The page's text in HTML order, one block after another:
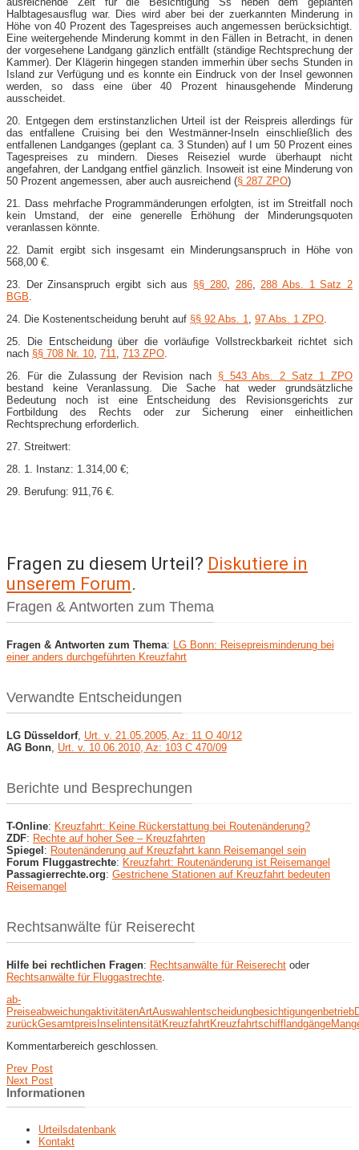
Halbtagesausflug war. Dies wird aber bei der zuerkannten Minderung in
Höhe von 40 Prozent des Tagespreises auch angemessen berücksichtigt.
Eine weitergehende Minderung kommt in den Fällen in Betracht, in denen
der vorgesehene Landgang gänzlich entfällt (ständige Rechtsprechung der
Kammer). Der Klägerin hingegen standen immerhin über sechs Stunden in
Island zur Verfügung und es konnte ein Eindruck von der Insel gewonnen
werden, so dass eine über 40 Prozent hinausgehende Minderung
ausscheidet.
20. Entgegen dem erstinstanzlichen Urteil ist der Reispreis allerdings für
das entfallene Cruising bei den Westmänner-Inseln einschließlich des
entfallenen Landganges (geplant ca. 3 Stunden) auf I um 50 Prozent eines
Tagespreises zu mindern. Dieses Reiseziel wurde überhaupt nicht
angefahren, der Landgang entfiel gänzlich. Insoweit ist eine Minderung von
50 Prozent angemessen, aber auch ausreichend (§ 287 ZPO)
21. Dass mehrfache Programmänderungen erfolgten, ist im Streitfall noch
kein Umstand, der eine generelle Erhöhung der Minderungsquoten
veranlassen könnte.
22. Damit ergibt sich insgesamt ein Minderungsanspruch in Höhe von
568,00 €.
23. Der Zinsanspruch ergibt sich aus §§ 280, 286, 288 Abs. 1 Satz 2
BGB
24. Die Kostenentscheidung beruht auf §§ 92 Abs. 1 97 Abs. 1 ZPO
25. Die Entscheidung über die vorläufige Vollstreckbarkeit richtet sich
nach §§ 708 Nr. 10 711 713 ZPO
26. Für die Zulassung der Revision nach § 543 Abs. 2 Satz 1 ZPO
bestand keine Veranlassung. Die Sache hat weder grundsätzliche
Bedeutung noch ist eine Entscheidung des Revisionsgerichts zur
Fortbildung des Rechts oder zur Sicherung einer einheitlichen
Rechtsprechung erforderlich.
27. Streitwert:
28. 1. Instanz: 1.314,00 €;
29. Berufung: 911,76 €.
Fragen zu diesem Urteil? Diskutiere in
unserem Forum.
Fragen & Antworten zum Thema
Fragen & Antworten zum Thema: LG Bonn: Reisepreisminderung bei
einer anders durchgeführten Kreuzfahrt
Verwandte Entscheidungen
LG Düsseldorf, Urt. v. 21.05.2005, Az: 11 O 40/12
AG Bonn Urt. v. 10.06.2010, Az: 103 C 470/09
Berichte und Besprechungen
T-Online: Kreuzfahrt: Keine Rückerstattung bei Routenänderung?
ZDF: Rechte auf hoher See – Kreuzfahrten
Spiegel: Routenänderung auf Kreuzfahrt kann Reisemangel sein
Forum Fluggastrechte: Kreuzfahrt: Routenänderung ist Reisemangel
Passagierrechte.org: Gestrichene Stationen auf Kreuzfahrt bedeuten
Reisemangel
Rechtsanwälte für Reiserecht
Hilfe bei rechtlichen Fragen: Rechtsanwälte für Reiserecht oder
Rechtsanwälte für Fluggastrechte
ab-
PreiseabweichungaktivitätenArtAuswahlentscheidungbesichtigungenbetrieb
zurückGesamtpreisInselintensitätKreuzfahrtKreuzfahrtschifflandgänge
Kommentarbereich geschlossen.
Prev Post
Next Post
Informationen
Urteilsdatenbank
Kontakt